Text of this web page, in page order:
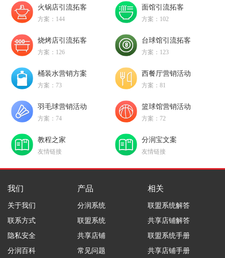
火锅店引流拓客
方案：144
面馆引流拓客
方案：102
烧烤店引流拓客
方案：126
台球馆引流拓客
方案：123
桶装水营销方案
方案：73
西餐厅营销活动
方案：81
羽毛球营销活动
方案：74
篮球馆营销活动
方案：72
教程之家
友情链接
分润宝文案
友情链接
我们
关于我们
联系方式
隐私安全
分润百科
产品
分润系统
联盟系统
共享店铺
常见问题
相关
联盟系统解答
共享店铺解答
联盟系统手册
共享店铺手册